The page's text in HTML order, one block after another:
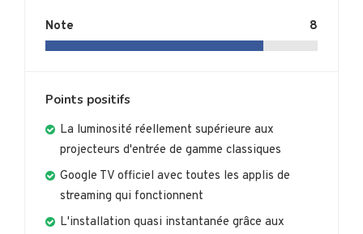
Note 8
Points positifs
La luminosité réellement supérieure aux
projecteurs d'entrée de gamme classiques
Google TV officiel avec toutes les applis de
streaming qui fonctionnent
L'installation quasi instantanée grâce aux